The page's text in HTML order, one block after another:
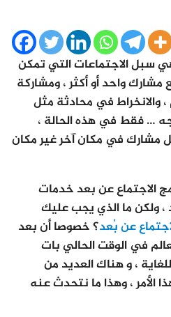
سبل الاجتماعات التي تمكن
واحد أو أكثر ، ومشاركة
في محادثة مثل
… فقط في هذه الحالة ،
مشارك في مكان آخر غير مكان
الاجتماع عن بعد خدمات
، ولكن ما الذي يجب عليك
عن بُعد؟ خصوصا أن بعد
في الوقت الحالي بات
، و هناك العديد من
الأمر ، وهذا ما نتحدث عنه